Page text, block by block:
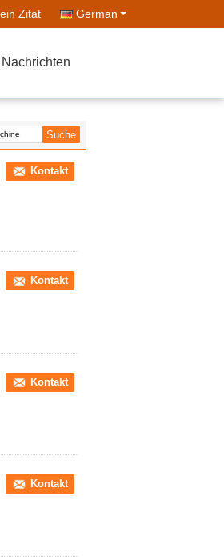
Zitat German
Nachrichten
Kontakt
Kontakt
Kontakt
Kontakt